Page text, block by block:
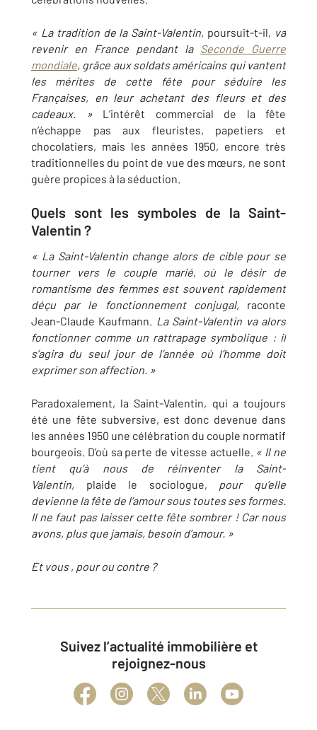
« La tradition de la Saint-Valentin, poursuit-t-il, va
revenir en France pendant la Seconde Guerre
mondiale, grâce aux soldats américains qui vantent
les mérites de cette fête pour séduire les
Françaises, en leur achetant des fleurs et des
cadeaux. »L’intérêt commercial de la fête
n’échappe pas aux fleuristes, papetiers et
chocolatiers, mais les années 1950, encore très
traditionnelles du point de vue des mœurs, ne sont
guère propices à la séduction.
Quels sont les symboles de la Saint-
Valentin ?
« La Saint-Valentin change alors de cible pour se
tourner vers le couple marié, où le désir de
romantisme des femmes est souvent rapidement
déçu par le fonctionnement conjugal,raconte
Jean-Claude Kaufmann. La Saint-Valentin va alors
fonctionner comme un rattrapage symbolique : il
s’agira du seul jour de l’année où l’homme doit
exprimer son affection. »
Paradoxalement, la Saint-Valentin, qui a toujours
été une fête subversive, est donc devenue dans
les années 1950 une célébration du couple normatif
bourgeois. D’où sa perte de vitesse actuelle. « Il ne
tient qu’à nous de réinventer la Saint-
Valentin, plaide le sociologue, pour qu’elle
devienne la fête de l’amour sous toutes ses formes.
Il ne faut pas laisser cette fête sombrer ! Car nous
avons, plus que jamais, besoin d’amour. »
Et vous , pour ou contre ?
Suivez l’actualité immobilière et
rejoignez-nous